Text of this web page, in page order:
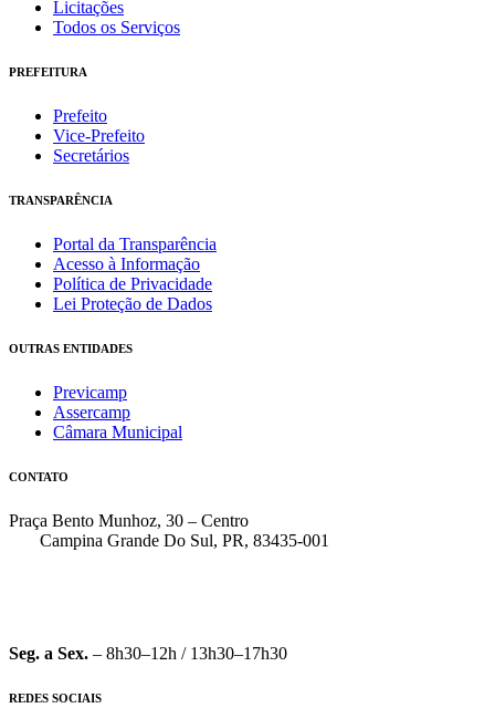
Licitações
Todos os Serviços
PREFEITURA
Prefeito
Vice-Prefeito
Secretários
TRANSPARÊNCIA
Portal da Transparência
Acesso à Informação
Política de Privacidade
Lei Proteção de Dados
OUTRAS ENTIDADES
Previcamp
Assercamp
Câmara Municipal
CONTATO
Praça Bento Munhoz, 30 – Centro
Campina Grande Do Sul, PR, 83435-001
Seg. a Sex. – 8h30–12h / 13h30–17h30
REDES SOCIAIS